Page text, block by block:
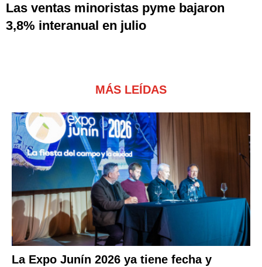
Las ventas minoristas pyme bajaron
3,8% interanual en julio
MÁS LEÍDAS
La Expo Junín 2026 ya tiene fecha y